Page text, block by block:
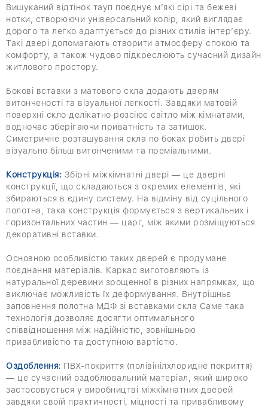
Вишуканий відтінок тауп поєднує м’які сірі та бежеві
нотки, створюючи універсальний колір, який виглядає
дорого та легко адаптується до різних стилів інтер’єру.
Такі двері допомагають створити атмосферу спокою та
комфорту, а також чудово підкреслюють сучасний дизайн
житлового простору.
Бокові вставки з матового скла додають дверям
витонченості та візуальної легкості. Завдяки матовій
поверхні скло делікатно розсіює світло між кімнатами,
водночас зберігаючи приватність та затишок.
Симетричне розташування скла по боках робить двері
візуально більш витонченими та преміальними.
Конструкція: Збірні міжкімнатні двері — це дверні
конструкції, що складаються з окремих елементів, які
збираються в єдину систему. На відміну від суцільного
полотна, така конструкція формується з вертикальних і
горизонтальних частин — царг, між якими розміщуються
декоративні вставки.
Основною особливістю таких дверей є продумане
поєднання матеріалів. Каркас виготовляють із
натуральної деревини зрощенної в різних напрямках, що
виключає можливість їх деформування. Внутрішньє
заповнення полотна МДФ зі вставками скла Саме така
технологія дозволяє досягти оптимального
співвідношення між надійністю, зовнішньою
привабливістю та доступною вартістю.
Оздоблення: ПВХ-покриття (полівінілхлоридне покриття)
— це сучасний оздоблювальний матеріал, який широко
застосовується у виробництві міжкімнатних дверей
завдяки своїй практичності, міцності та привабливому